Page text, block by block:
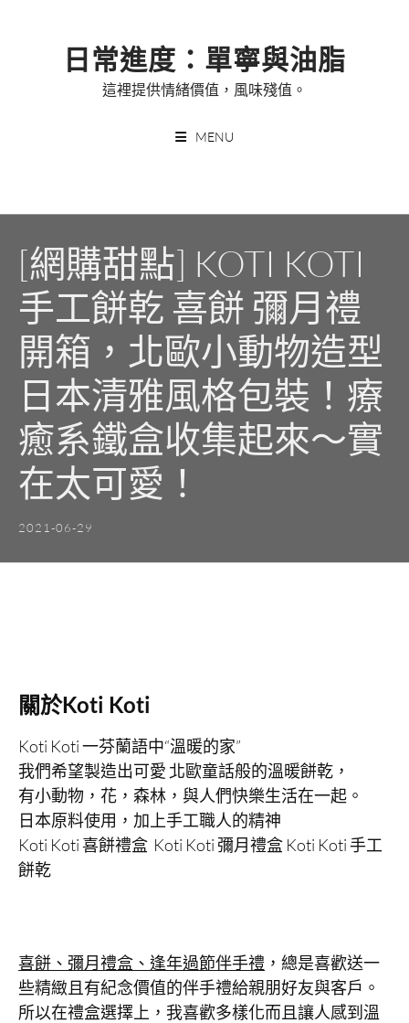
日常進度：單寧與油脂
這裡提供情緒價值，風味殘值。
MENU
[網購甜點] KOTI KOTI
手工餅乾 喜餅 彌月禮
開箱，北歐小動物造型
日本清雅風格包裝！療
癒系鐵盒收集起來～實
在太可愛！
2021-06-29
關於Koti Koti
Koti Koti 一芬蘭語中“溫暖的家”
我們希望製造出可愛 北歐童話般的溫暖餅乾，
有小動物，花，森林，與人們快樂生活在一起。
日本原料使用，加上手工職人的精神
Koti Koti 喜餅禮盒 Koti Koti 彌月禮盒 Koti Koti 手工
餅乾
喜餅、彌月禮盒、逢年過節伴手禮 ，總是喜歡送一
些精緻且有紀念價值的伴手禮給親朋好友與客戶。
所以在禮盒選擇上，我喜歡多樣化而且讓人感到溫